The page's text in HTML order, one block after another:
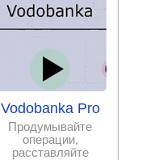
Vodobanka Pro
Продумывайте
операции,
расставляйте